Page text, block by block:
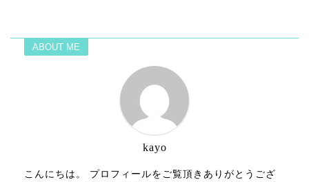
ABOUT ME
kayo
こんにちは。 プロフィールをご覧頂きありがとうござ